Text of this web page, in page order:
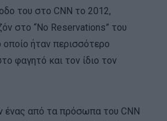
του στο CNN το 2012,
στο “No Reservations” του
οποίο ήταν περισσότερο
φαγητό και τον ίδιο τον
ένας από τα πρόσωπα του CNN